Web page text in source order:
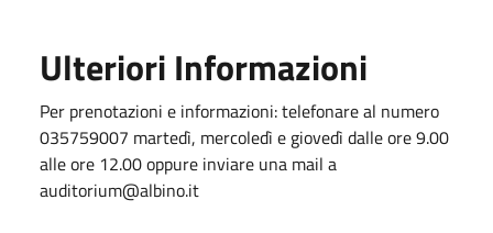
Ulteriori Informazioni
Per prenotazioni e informazioni: telefonare al numero
035759007 martedì, mercoledì e giovedì dalle ore 9.00
alle ore 12.00 oppure inviare una mail a
auditorium@albino.it